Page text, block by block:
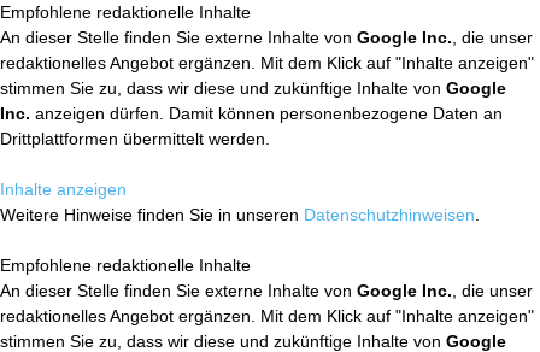
Empfohlene redaktionelle Inhalte
An dieser Stelle finden Sie externe Inhalte von Google Inc. , die unser
redaktionelles Angebot ergänzen. Mit dem Klick auf "Inhalte anzeigen"
stimmen Sie zu, dass wir diese und zukünftige Inhalte von Google
Inc. anzeigen dürfen. Damit können personenbezogene Daten an
Drittplattformen übermittelt werden.
Inhalte anzeigen
Weitere Hinweise finden Sie in unseren Datenschutzhinweisen
Empfohlene redaktionelle Inhalte
An dieser Stelle finden Sie externe Inhalte von Google Inc. , die unser
redaktionelles Angebot ergänzen. Mit dem Klick auf "Inhalte anzeigen"
stimmen Sie zu, dass wir diese und zukünftige Inhalte von Google